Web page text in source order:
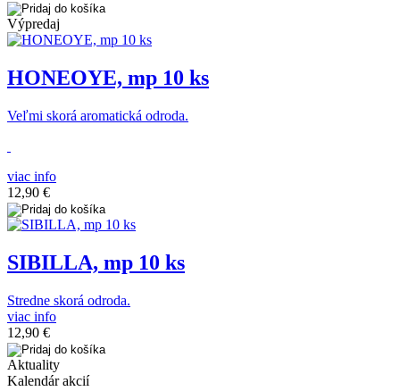
Výpredaj
HONEOYE, mp 10 ks
Veľmi skorá aromatická odroda.
viac info
12,90 €
SIBILLA, mp 10 ks
Stredne skorá odroda.
viac info
12,90 €
Aktuality
Kalendár akcií